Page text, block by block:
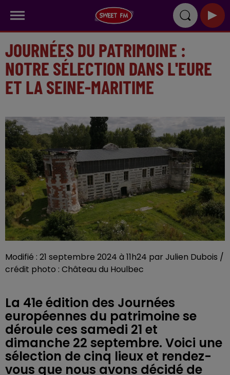
JOURNÉES DU PATRIMOINE :
NOTRE SÉLECTION DANS L'EURE
ET LA SEINE-MARITIME
Modifié : 21 septembre 2024 à 11h24 par Julien Dubois /
crédit photo : Château du Houlbec
La 41e édition des Journées
européennes du patrimoine se
déroule ces samedi 21 et
dimanche 22 septembre. Voici une
sélection de cinq lieux et rendez-
vous que nous avons décidé de